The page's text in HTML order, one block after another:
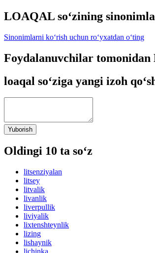
LOAQAL so‘zining
Sinonimlarni ko‘rish uchun ro‘yxatdan o‘ting
Foydalanuvchilar tomonidan
loaqal so‘ziga yangi izoh
Yuborish
Oldingi 10 ta so‘z
litsenziyalan
litsey
litvalik
livanlik
liverpullik
liviyalik
lixtenshteynlik
lizing
lishaynik